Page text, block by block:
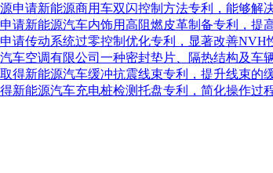
申请新能源商用车双闪控制方法专利，能够解
请新能源汽车内饰用高阻燃皮革制备专利，提
请传动系统过零控制优化专利，显著改善NVH
车空调有限公司一种密封垫片、隔热结构及车
得新能源汽车缓冲抗震线束专利，提升线束的
新能源汽车充电桩检测托盘专利，简化操作过